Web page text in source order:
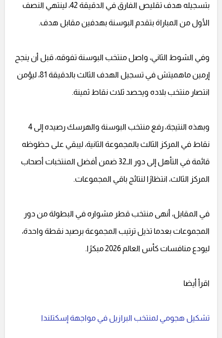
بتسجيله هدف تقليص الفارق في الدقيقة 42، لينتهي النصف
الأول من المباراة بتقدم البوسنة بهدفين مقابل هدف.
وفي الشوط الثاني، واصل منتخب البوسنة تفوقه، قبل أن ينجح
إرمين ماهميتش في تسجيل الهدف الثالث بالدقيقة 81، ليؤمن
انتصار منتخب بلاده ويحصد ثلاث نقاط ثمينة.
وبهذه النتيجة، رفع منتخب البوسنة والهرسك رصيده إلى 4
نقاط في المركز الثالث بالمجموعة الثانية، ليبقي على حظوظه
قائمة في التأهل إلى دور الـ32 ضمن أفضل المنتخبات أصحاب
المركز الثالث، انتظارًا لنتائج باقي المجموعات.
في المقابل، أنهى منتخب قطر مشواره في البطولة من دور
المجموعات بعدما تذيل ترتيب المجموعة برصيد نقطة واحدة،
ليودع منافسات كأس العالم 2026 مبكرًا.
اقرأ أيضا
تشكيل هجومي لمنتخب البرازيل في مواجهة إسكتلندا